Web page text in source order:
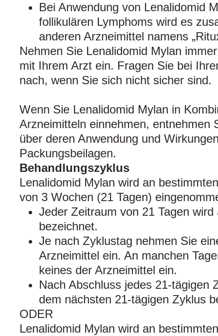
Bei Anwendung von Lenalidomid
follikulären Lymphoms wird es
anderen Arzneimittel namens
Nehmen Sie Lenalidomid Mylan
mit Ihrem Arzt ein. Fragen Sie bei
nach, wenn Sie sich nicht sicher sind.
Wenn Sie Lenalidomid Mylan in
Arzneimitteln einnehmen, entnehmen
über deren Anwendung und
Packungsbeilagen.
Behandlungszyklus
Lenalidomid Mylan wird an
von 3 Wochen (21 Tagen)
Jeder Zeitraum von 21 Tagen wird
bezeichnet.
Je nach Zyklustag nehmen Sie
Arzneimittel ein. An manchen
keines der Arzneimittel ein.
Nach Abschluss jedes 21-tägigen
dem nächsten 21-tägigen Zyklus
ODER
Lenalidomid Mylan wird an